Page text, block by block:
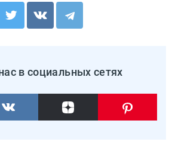
в социальных сетях